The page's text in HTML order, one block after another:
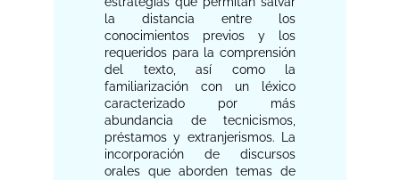
la distancia entre los
conocimientos previos y los
requeridos para la comprensión
del texto, así como la
familiarización con un léxico
caracterizado por más
abundancia de tecnicismos,
préstamos y extranjerismos. La
incorporación de discursos
orales que aborden temas de